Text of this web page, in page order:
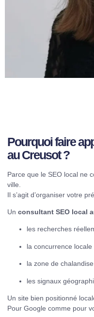
Pourquoi faire
au Creusot?
Parce que le SEO local ne
ville.
Il s’agit d’organiser votre
Un consultant SEO local
les recherches
la concurrence locale
la zone de
les signaux
Un site bien positionné
Pour Google comme pour